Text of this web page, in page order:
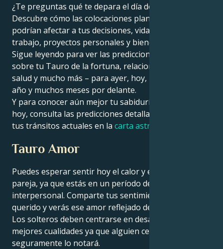
¿Te preguntas qué te depara el día de hoy, Tauro?
Descubre cómo las colocaciones planetarias de hoy
podrían afectar a tus decisiones, vida amorosa,
trabajo, proyectos personales y bienestar general.
Sigue leyendo para ver las predicciones celestiales
sobre tu Tauro de la fortuna, relaciones, carrera,
salud y mucho más – para ayer, hoy, mañana, todo el
año y muchos meses por delante.
Y para conocer aún mejor tu sabiduría zodiacal de
hoy, consulta las predicciones detalladas basadas en
tus tránsitos actuales en la carta astral
Tauro Amor
Puedes esperar sentir hoy el calor y el amor de tu
pareja, ya que estás en un período de armonía
interpersonal. Comparte tus sentimientos con tu ser
querido y verás ese amor reflejado de vuelta hacia ti.
Los solteros deben centrarse en desarrollar sus
mejores cualidades ya que alguien cercano a ellos
seguramente lo notará.